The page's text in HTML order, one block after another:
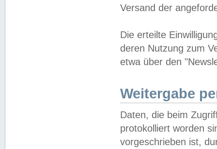
Versand der
Die erteilte
deren Nutzung zum
etwa über den
Weitergabe
Daten, die beim
protokolliert worden
vorgeschrieben ist,